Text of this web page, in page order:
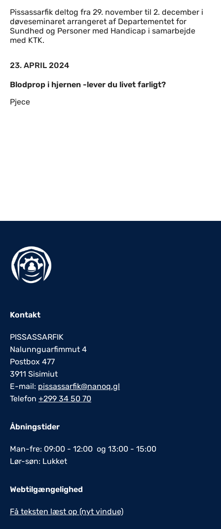
Pissassarfik deltog fra 29. november til 2. december i
døveseminaret arrangeret af Departementet for
Sundhed og Personer med Handicap i samarbejde
med KTK.
23. APRIL 2024
Blodprop i hjernen -lever du livet farligt?
Pjece
Kontakt
PISSASSARFIK
Nalunnguarfimmut 4
Postbox 477
3911 Sisimiut
E-mail: pissassarfik@nanoq.gl
Telefon +299 34 50 70
Åbningstider
Man-fre: 09:00 - 12:00 og 13:00 - 15:00
Lør-søn: Lukket
Webtilgængelighed
Få teksten læst op (nyt vindue)